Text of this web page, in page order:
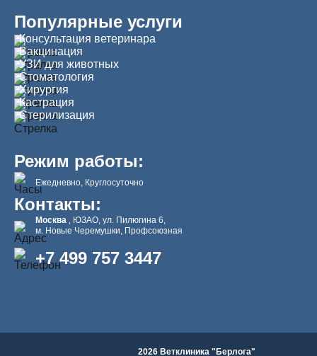
Популярные услуги
Консультация ветеринара
Вакцинация
УЗИ для животных
Стоматология
Хирургия
Кастрация
Стерилизация
Режим работы:
Ежедневно, Круглосуточно
Контакты:
Москва , ЮЗАО, ул. Пилюгина 6,
м. Новые Черемушки, Профсоюзная
+7 499 757 3447
2026 Ветклиника "Берлога"